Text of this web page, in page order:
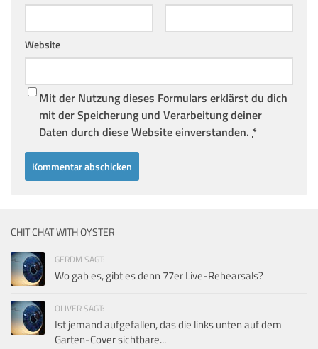
Website
Mit der Nutzung dieses Formulars erklärst du dich
mit der Speicherung und Verarbeitung deiner
Daten durch diese Website einverstanden. *
CHIT CHAT WITH OYSTER
GERDM SAGT:
Wo gab es, gibt es denn 77er Live-Rehearsals?
OLIVER SAGT:
Ist jemand aufgefallen, das die links unten auf dem
Garten-Cover sichtbare...